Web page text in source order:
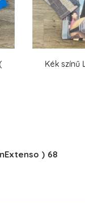
Kék színű
) 68